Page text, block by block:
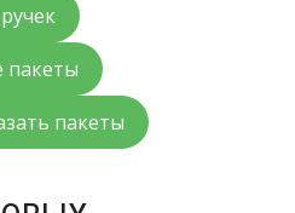
пакеты
пакеты